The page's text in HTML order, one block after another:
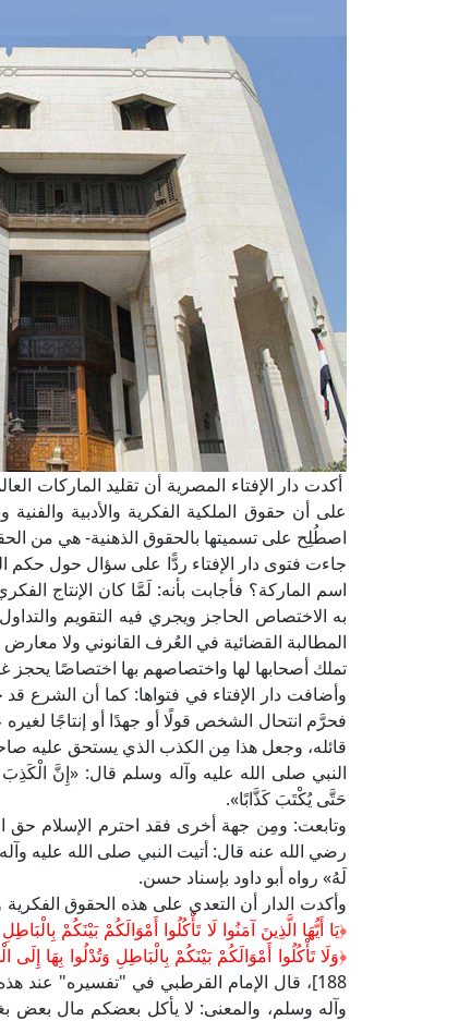
أكدت دار الإفتاء المصرية أن تقليد الماركات
على أن حقوق الملكية الفكرية والأدبية والفنية
اصطُلِح على تسميتها بالحقوق الذهنية- هي من
جاءت فتوى دار الإفتاء ردًّا على سؤال حول
اسم الماركة؟ فأجابت بأنه: لَمَّا كان الإنتاج
به الاختصاص الحاجز ويجري فيه التقويم
المطالبة القضائية في العُرف القانوني ولا
تملك أصحابها لها واختصاصهم بها اختصاصًا يحجز
وأضافت دار الإفتاء في فتواها: كما أن الشرع قد
فحرَّم انتحال الشخص قولًا أو جهدًا أو إنتاجًا
قائله، وجعل هذا مِن الكذب الذي يستحق عليه
النبي صلى الله عليه وآله وسلم قال: «إِنَّ
حَتَّى يُكْتَبَ كَذَّابًا».
وتابعت: ومِن جهة أخرى فقد احترم الإسلام
رضي الله عنه قال: أتيت النبي صلى الله عليه
لَهُ» رواه أبو داود بإسناد حسن.
وأكدت الدار أن التعدي على هذه الحقوق الفكرية
﴿يَا أَيُّهَا الَّذِينَ آمَنُوا لَا تَأْكُلُوا أَمْوَالَكُمْ بَيْنَكُمْ
﴿وَلَا تَأْكُلُوا أَمْوَالَكُمْ بَيْنَكُمْ بِالْبَاطِلِ وَتُدْلُوا بِهَا
188]، قال الإمام القرطبي في "تفسيره" عند
وآله وسلم، والمعنى: لا يأكل بعضكم مال بعض